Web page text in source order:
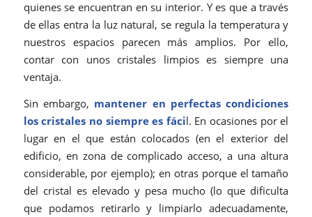
quienes se encuentran en su interior. Y es que a través
de ellas entra la luz natural, se regula la temperatura y
nuestros espacios parecen más amplios. Por ello,
contar con unos cristales limpios es siempre una
ventaja.
Sin embargo, mantener en perfectas condiciones
los cristales no siempre es fácil. En ocasiones por el
lugar en el que están colocados (en el exterior del
edificio, en zona de complicado acceso, a una altura
considerable, por ejemplo); en otras porque el tamaño
del cristal es elevado y pesa mucho (lo que dificulta
que podamos retirarlo y limpiarlo adecuadamente,